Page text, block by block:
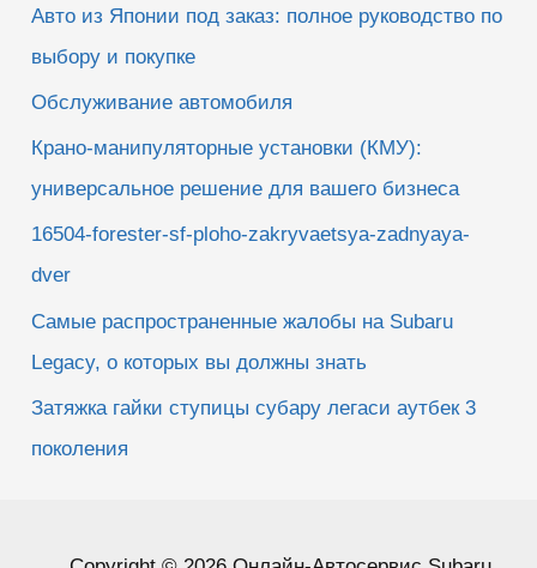
Авто из Японии под заказ: полное руководство по
выбору и покупке
Обслуживание автомобиля
Крано-манипуляторные установки (КМУ):
универсальное решение для вашего бизнеса
16504-forester-sf-ploho-zakryvaetsya-zadnyaya-
dver
Самые распространенные жалобы на Subaru
Legacy, о которых вы должны знать
Затяжка гайки ступицы субару легаси аутбек 3
поколения